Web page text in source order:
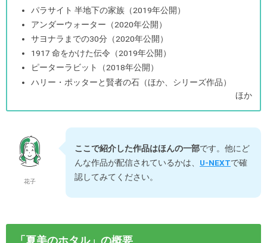
パラサイト 半地下の家族（2019年公開）
アンダーウォーター（2020年公開）
サヨナラまでの30分（2020年公開）
1917 命をかけた伝令（2019年公開）
ピーターラビット（2018年公開）
ハリー・ポッターと賢者の石（ほか、シリーズ作品）
ほか
花子
ここで紹介した作品はほんの一部です。他にど
んな作品が配信されているかは、 U-NEXTで確
認してみてください。